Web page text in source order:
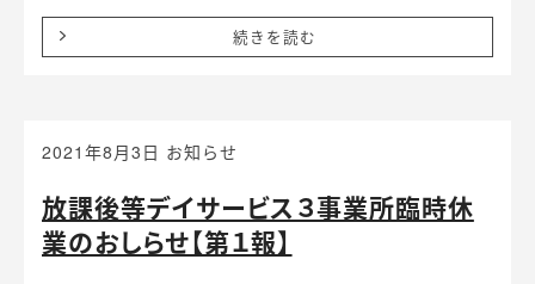
続きを読む
2021年8月3日 お知らせ
放課後等デイサービス３事業所臨時休
業のおしらせ【第１報】